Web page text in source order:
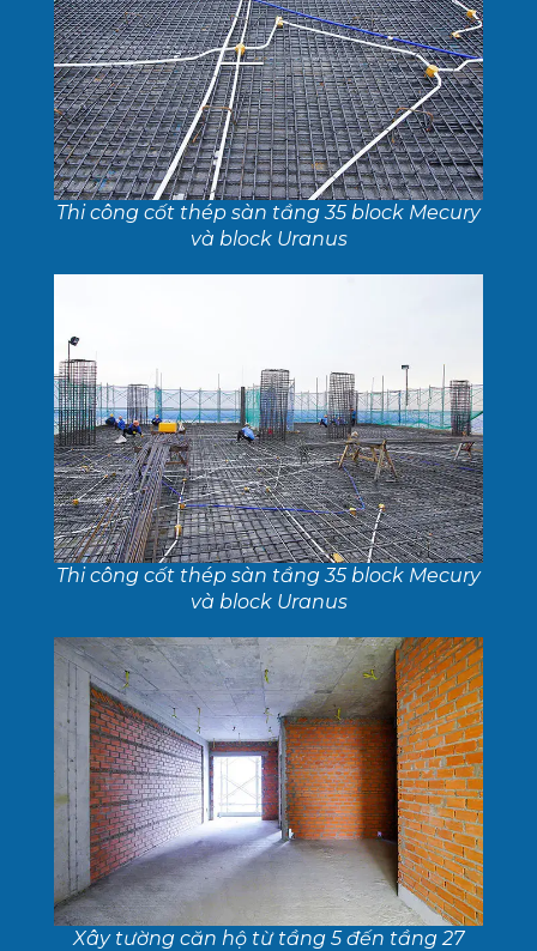
Thi công cốt thép sàn tầng 35 block Mecury
và block Uranus
Thi công cốt thép sàn tầng 35 block Mecury
và block Uranus
Xây tường căn hộ từ tầng 5 đến tầng 27